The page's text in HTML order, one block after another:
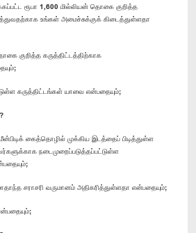
ரூபா 1,600 மில்லியன் தொகை குறித்த
உங்கள் அமைச்சுக்குக் கிடைத்துள்ளதா
குறித்த கருத்திட்டத்திற்காக
கருத்திட்டங்கள் யாவை என்பதையும்;
கைத்தொழில் முக்கிய இடத்தைப் பிடித்துள்ள
நடைமுறைப்படுத்தப்பட்டுள்ள
சராசரி வருமானம் அதிகரித்துள்ளதா என்பதையும்;